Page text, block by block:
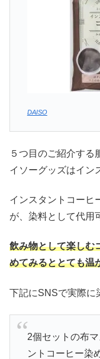
DAISO
５つ目のご紹介する
イソーグッズはイン
インスタントコーヒ
が、染料として代用
飲み物として楽しむ
めてみるととても温
下記にSNSで実際に
2個セットの布
ントコーヒー染